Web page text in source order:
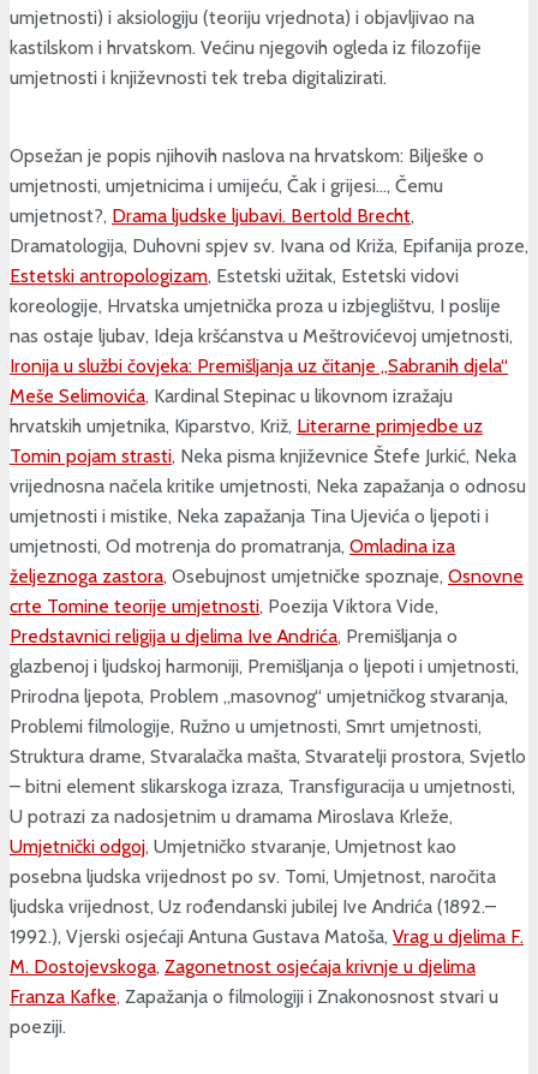
umjetnosti) i aksiologiju (teoriju vrjednota) i objavljivao na
kastilskom i hrvatskom. Većinu njegovih ogleda iz filozofije
umjetnosti i književnosti tek treba digitalizirati.
Opsežan je popis njihovih naslova na hrvatskom: Bilješke o
umjetnosti, umjetnicima i umijeću, Čak i grijesi…, Čemu
umjetnost?, Drama ljudske ljubavi. Bertold Brecht,
Dramatologija, Duhovni spjev sv. Ivana od Križa, Epifanija proze,
Estetski antropologizam, Estetski užitak, Estetski vidovi
koreologije, Hrvatska umjetnička proza u izbjeglištvu, I poslije
nas ostaje ljubav, Ideja kršćanstva u Meštrovićevoj umjetnosti,
Ironija u službi čovjeka: Premišljanja uz čitanje „Sabranih djela“
Meše Selimovića, Kardinal Stepinac u likovnom izražaju
hrvatskih umjetnika, Kiparstvo, Križ, Literarne primjedbe uz
Tomin pojam strasti, Neka pisma književnice Štefe Jurkić, Neka
vrijednosna načela kritike umjetnosti, Neka zapažanja o odnosu
umjetnosti i mistike, Neka zapažanja Tina Ujevića o ljepoti i
umjetnosti, Od motrenja do promatranja, Omladina iza
željeznoga zastora, Osebujnost umjetničke spoznaje, Osnovne
crte Tomine teorije umjetnosti, Poezija Viktora Vide,
Predstavnici religija u djelima Ive Andrića, Premišljanja o
glazbenoj i ljudskoj harmoniji, Premišljanja o ljepoti i umjetnosti,
Prirodna ljepota, Problem „masovnog“ umjetničkog stvaranja,
Problemi filmologije, Ružno u umjetnosti, Smrt umjetnosti,
Struktura drame, Stvaralačka mašta, Stvaratelji prostora, Svjetlo
– bitni element slikarskoga izraza, Transfiguracija u umjetnosti,
U potrazi za nadosjetnim u dramama Miroslava Krleže,
Umjetnički odgoj, Umjetničko stvaranje, Umjetnost kao
posebna ljudska vrijednost po sv. Tomi, Umjetnost, naročita
ljudska vrijednost, Uz rođendanski jubilej Ive Andrića (1892.–
1992.), Vjerski osjećaji Antuna Gustava Matoša, Vrag u djelima F.
M. Dostojevskoga, Zagonetnost osjećaja krivnje u djelima
Franza Kafke, Zapažanja o filmologiji i Znakonosnost stvari u
poeziji.